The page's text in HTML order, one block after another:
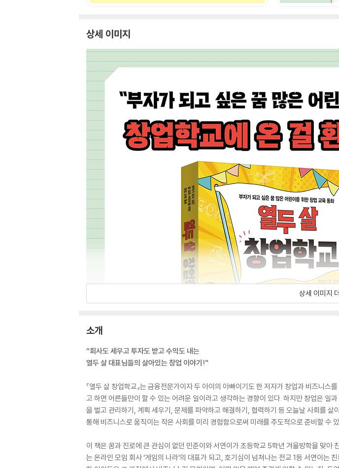
상세 이미지
상세 이미지
소개
“회사도 세우고 투자도 받고 수익도 내는
열두 살 대표님들의 살아있는 창업 이야기!”
『열두 살 창업학교』는 금융전문가이자 두 아이의 아빠이기도 한 저자가 창업과 비즈니
고 하면 어른들만이 할 수 있는 어려운 일이라고 생각하는 경향이 있다. 하지만 창업은 일
을 벌고 관리하기, 계획 세우기, 문제를 파악하고 해결하기, 협력하기 등 오늘날 사회를
통해 비즈니스로 움직이는 작은 사회를 미리 경험함으로써 미래를 주도적으로 준비할 수
이 책은 꿈과 진로에 큰 관심이 없던 민준이와 서연이가 초등학교 5학년 겨울방학을 맞
는 온라인 모임 회사 ‘게임의 나라’의 대표가 되고, 호기심이 넘쳐나는 전교 1등 서연이는